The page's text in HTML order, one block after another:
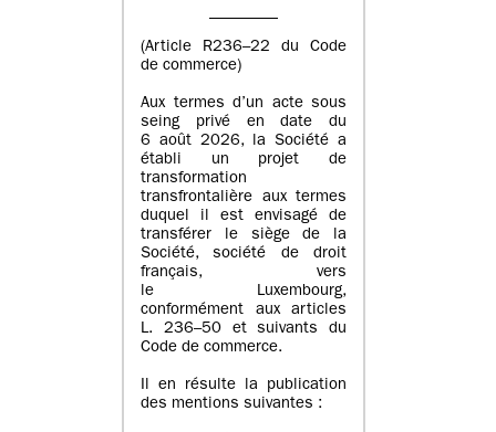
(Article R236–22 du Code
de commerce)
Aux termes d’un acte sous
seing privé en date du
6 août 2026, la Société a
établi un projet de
transformation
transfrontalière aux termes
duquel il est envisagé de
transférer le siège de la
Société, société de droit
français, vers
le Luxembourg,
conformément aux articles
L. 236–50 et suivants du
Code de commerce.
Il en résulte la publication
des mentions suivantes :